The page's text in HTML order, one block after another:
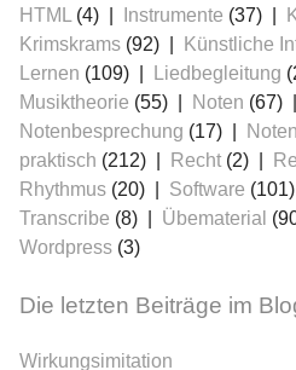
HTML(4) Instrumente (37)
Krimskrams (92) Künstliche
Lernen (109) Liedbegleitung
Musiktheorie (55) Noten (67)
Notenbesprechung (17)
praktisch (212) Recht(2)
Rhythmus (20) Software (101)
Transcribe (8) Übematerial
Wordpress (3)
Die letzten Beiträge im
Wirkungsimitation